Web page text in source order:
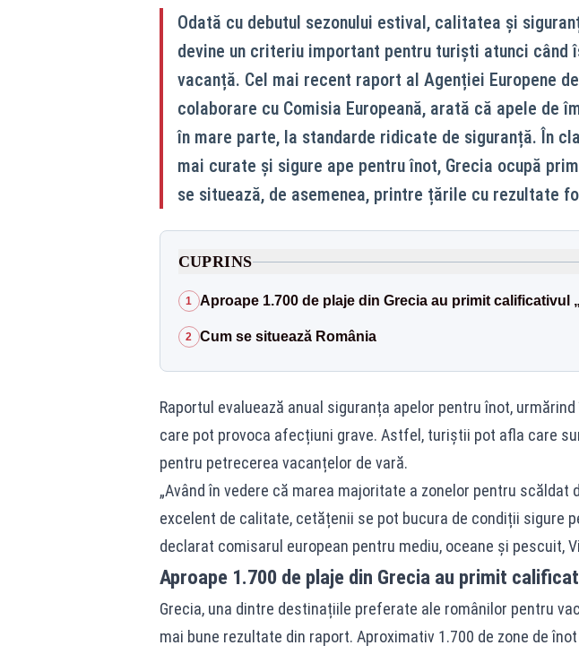
Odată cu debutul sezonului estival, calitatea și
devine un criteriu important pentru turiști atunci când
vacanță. Cel mai recent raport al Agenției Europene
colaborare cu Comisia Europeană, arată că apele de
în mare parte, la standarde ridicate de siguranță. În
mai curate și sigure ape pentru înot, Grecia ocupă
se situează, de asemenea, printre țările cu rezultate
CUPRINS
1 Aproape 1.700 de plaje din Grecia au primit calificativul
2 Cum se situează România
Raportul evaluează anual siguranța apelor pentru înot,
care pot provoca afecțiuni grave. Astfel, turiștii pot afla care
pentru petrecerea vacanțelor de vară.
„Având în vedere că marea majoritate a zonelor pentru scăldat
excelent de calitate, cetățenii se pot bucura de condiții sigure
declarat comisarul european pentru mediu, oceane și pescuit,
Aproape 1.700 de plaje din Grecia au primit
Grecia, una dintre destinațiile preferate ale românilor pentru
mai bune rezultate din raport. Aproximativ 1.700 de zone de